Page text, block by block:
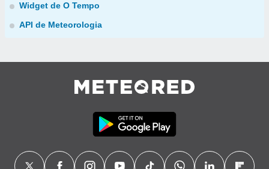
Widget de O Tempo
API de Meteorologia